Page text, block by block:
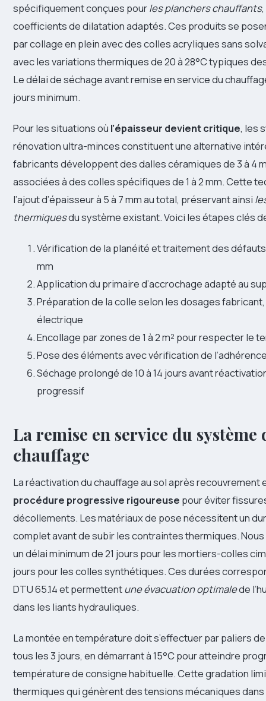
spécifiquement conçues pourles planchers chauffants
coefficients de dilatation adaptés. Ces produits se
par collage en plein avec des colles acryliques sans
avec les variations thermiques de 20 à 28°C typiques
Le délai de séchage avant remise en service du
jours minimum.
Pour les situations où l’épaisseur devient critique, les
rénovation ultra-minces constituent une alternative
fabricants développent des dalles céramiques de 3 à 4
associées à des colles spécifiques de 1 à 2 mm. Cette
l’ajout d’épaisseur à 5 à 7 mm au total, préservant ainsi
thermiquesdu système existant. Voici les étapes clés
Vérification de la planéité et traitement des
mm
Application du primaire d’accrochage adapté au
Préparation de la colle selon les dosages
électrique
Encollage par zones de 1 à 2 m² pour respecter le
Pose des éléments avec vérification de
Séchage prolongé de 10 à 14 jours avant
progressif
La remise en service du système
chauffage
La réactivation du chauffage au sol après recouvrement
procédure progressive rigoureuse pour éviter
décollements. Les matériaux de pose nécessitent un
complet avant de subir les contraintes thermiques.
un délai minimum de 21 jours pour les mortiers-colles
jours pour les colles synthétiques. Ces durées
DTU 65.14 et permettentune évacuation optimalede
dans les liants hydrauliques.
La montée en température doit s’effectuer par paliers
tous les 3 jours, en démarrant à 15°C pour atteindre
température de consigne habituelle. Cette gradation
thermiques qui génèrent des tensions mécaniques